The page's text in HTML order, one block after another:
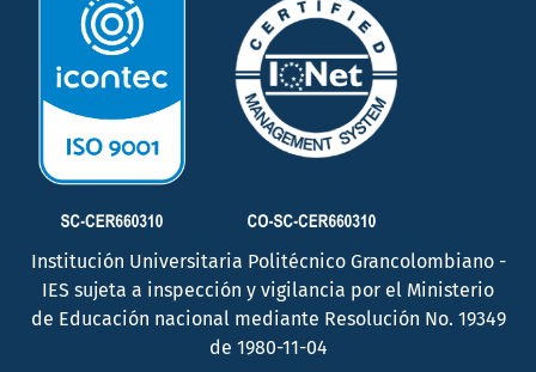
Institución Universitaria Politécnico Grancolombiano -
IES sujeta a inspección y vigilancia por el Ministerio
de Educación nacional mediante Resolución No. 19349
de 1980-11-04